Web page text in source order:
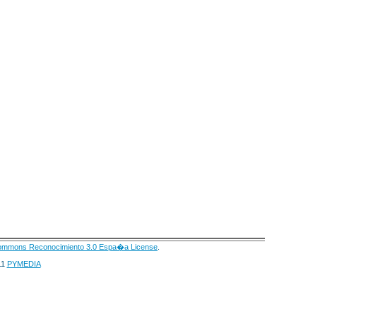
Reconocimiento 3.0 Espa�a License
PYMEDIA